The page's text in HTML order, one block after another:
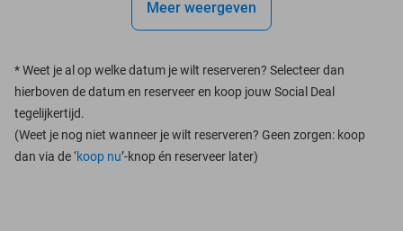
Meer weergeven
*Weet je al op welke datum je wilt reserveren? Selecteer dan
hierboven de datum en reserveer en koop jouw Social Deal
tegelijkertijd.
(Weet je nog niet wanneer je wilt reserveren? Geen zorgen: koop
dan via de ‘koop nu’-knop én reserveer later)